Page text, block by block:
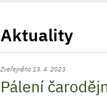
Aktuality
Zveřejněno 13. 4. 2023
Pálení